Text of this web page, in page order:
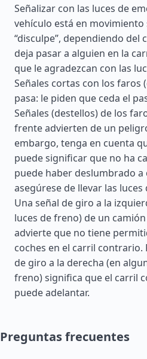
Señalizar con las luces de
vehículo está en movimiento
“disculpe”, dependiendo del
deja pasar a alguien en la
que le agradezcan con las
Señales cortas con los faros
pasa: le piden que ceda el
Señales (destellos) de los
frente advierten de un
embargo, tenga en cuenta
puede significar que no ha
puede haber deslumbrado
asegúrese de llevar las
Una señal de giro a la
luces de freno) de un
advierte que no tiene
coches en el carril
de giro a la derecha (en
freno) significa que el carril
puede adelantar.
Preguntas frecuentes